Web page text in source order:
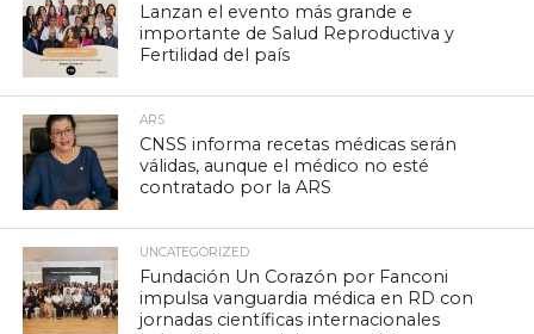
Lanzan el evento más grande e
importante de Salud Reproductiva y
Fertilidad del país
ARS
CNSS informa recetas médicas serán
válidas, aunque el médico no esté
contratado por la ARS
UNCATEGORIZED
Fundación Un Corazón por Fanconi
impulsa vanguardia médica en RD con
jornadas científicas internacionales